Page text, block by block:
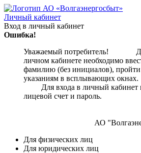
Личный кабинет
Вход в личный кабинет
Ошибка!
Уважаемый потребитель! Для
личном кабинете необходимо
фамилию (без инициалов), пройти
указаниям в
Для входа в личный кабинет
лицевой счет
АО
Для физических лиц
Для юридических лиц